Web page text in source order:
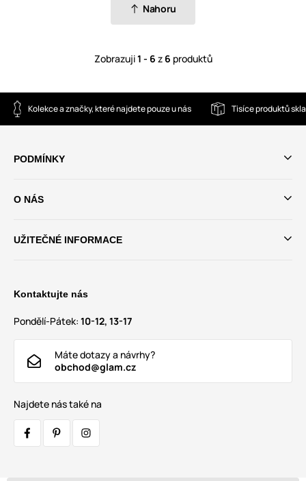
Nahoru
Zobrazuji1 - 6 z 6 produktů
Kolekce a značky, které najdete pouze u nás Tisíce produktů
PODMÍNKY
O NÁS
UŽITEČNÉ INFORMACE
Kontaktujte nás
Pondělí-Pátek: 10-12, 13-17
Máte dotazy a návrhy?
obchod@glam.cz
Najdete nás také na